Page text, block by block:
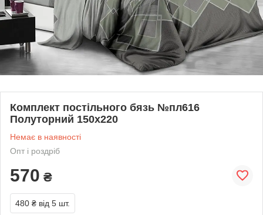
Комплект постільного бязь №пл616
Полуторний 150х220
Немає в наявності
Опт і роздріб
570 ₴
480 ₴ від 5 шт.